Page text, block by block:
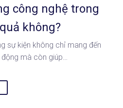
công nghệ trong
không?
sự kiện không chỉ mang đến
động mà còn giúp…